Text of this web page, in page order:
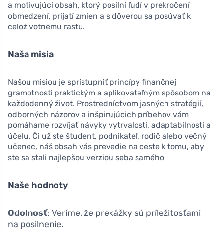
a motivujúci obsah, ktorý posilní ľudí v prekročení
obmedzení, prijatí zmien a s dôverou sa posúvať k
celoživotnému rastu.
Naša misia
Našou misiou je sprístupniť princípy finančnej
gramotnosti praktickým a aplikovateľným spôsobom na
každodenný život. Prostredníctvom jasných stratégií,
odborných názorov a inšpirujúcich príbehov vám
pomáhame rozvíjať návyky vytrvalosti, adaptabilnosti a
účelu. Či už ste študent, podnikateľ, rodič alebo večný
učenec, náš obsah vás prevedie na ceste k tomu, aby
ste sa stali najlepšou verziou seba samého.
Naše hodnoty
Odolnosť: Veríme, že prekážky sú príležitosťami
na posilnenie.